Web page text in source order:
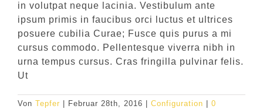
in volutpat neque lacinia. Vestibulum ante
ipsum primis in faucibus orci luctus et ultrices
posuere cubilia Curae; Fusce quis purus a mi
cursus commodo. Pellentesque viverra nibh in
urna tempus cursus. Cras fringilla pulvinar felis.
Ut
Von Tepfer Februar 28th, 2016 Configuration
0